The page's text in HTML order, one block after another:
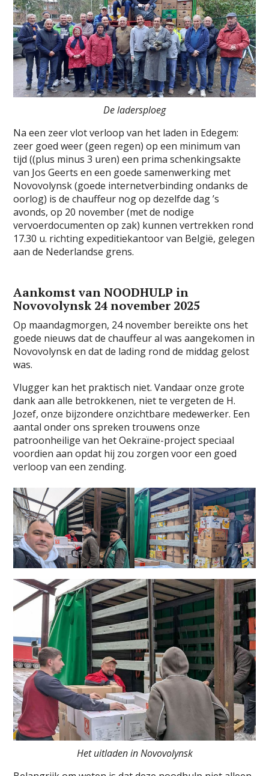
De ladersploeg
Na een zeer vlot verloop van het laden in Edegem:
zeer goed weer (geen regen) op een minimum van
tijd ((plus minus 3 uren) een prima schenkingsakte
van Jos Geerts en een goede samenwerking met
Novovolynsk (goede internetverbinding ondanks de
oorlog) is de chauffeur nog op dezelfde dag ’s
avonds, op 20 november (met de nodige
vervoerdocumenten op zak) kunnen vertrekken rond
17.30 u. richting expeditiekantoor van België, gelegen
aan de Nederlandse grens.
Aankomst van NOODHULP in
Novovolynsk 24 november 2025
Op maandagmorgen, 24 november bereikte ons het
goede nieuws dat de chauffeur al was aangekomen in
Novovolynsk en dat de lading rond de middag gelost
was.
Vlugger kan het praktisch niet. Vandaar onze grote
dank aan alle betrokkenen, niet te vergeten de H.
Jozef, onze bijzondere onzichtbare medewerker. Een
aantal onder ons spreken trouwens onze
patroonheilige van het Oekraïne-project speciaal
voordien aan opdat hij zou zorgen voor een goed
verloop van een zending.
Het uitladen in Novovolynsk